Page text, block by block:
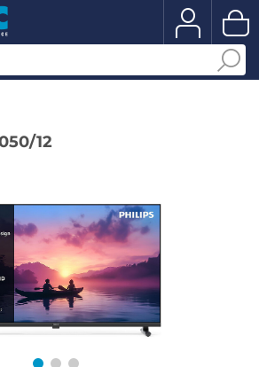
12